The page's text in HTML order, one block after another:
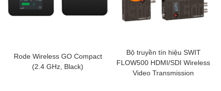
Rode Wireless GO Compact
(2.4 GHz, Black)
Bộ truyền tín hiệu SWIT
FLOW500 HDMI/SDI Wireless
Video Transmission